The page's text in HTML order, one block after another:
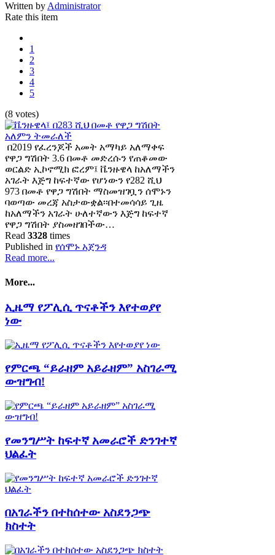
Written byAdministrator
Rate this item
1
2
3
4
5
(8 votes)
በ2019 የፈረንጆች አመት አማካይ አለማቀፍ
የዋጋ ግሽበት 3.6 በመቶ መድረሱን የጠቆመው
ወርልድ ኢኮኖሚክ ፎረም፤ ቬንዙዌላ ከአለማችን
አገራት እጅግ ከፍተኛው የሆነውን የ282 ሺህ
973 በመቶ የዋጋ ግሽበት ማስመዝገቧን ሰሞኑን
ባወጣው መረጃ አስታውቋል፡፡በተመሳሳይ ጊዜ
ከአለማችን አገራት ሁለተኛውን እጅግ ከፍተኛ
የዋጋ ግሽበት ያስመዘገበችው…
Read 3328 times
Published in የሰሞኑ አጀንዳ
Read more...
More...
ኢዜማ የፖሊሲ ጥናቶችን እየተወያየ
ነው
የምርጫ “ይራዘም አይራዘም” አስገራሚ
ውዝግብ!
የመንግሥት ከፍተኛ አመራሮች ድንገተኛ
ህልፈት
በአገራችን በተከሰተው አስደንጋጭ
ክስተት